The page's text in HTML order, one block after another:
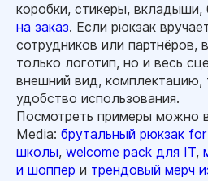
коробки, стикеры, вкладыши,
на заказ. Если рюкзак
сотрудников или партнёров,
только логотип, но и весь
внешний вид, комплектацию,
удобство использования.
Посмотреть примеры можно
Media: брутальный рюкзак for
школы, welcome pack для IT,
и шоппер и трендовый мерч